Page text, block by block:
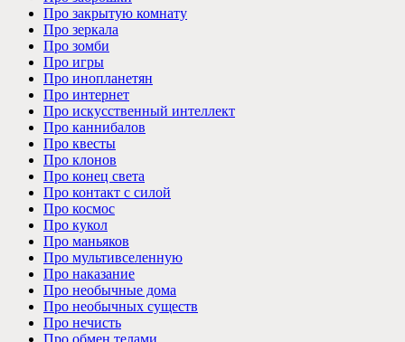
Про закрытую комнату
Про зеркала
Про зомби
Про игры
Про инопланетян
Про интернет
Про искусственный интеллект
Про каннибалов
Про квесты
Про клонов
Про конец света
Про контакт с силой
Про космос
Про кукол
Про маньяков
Про мультивселенную
Про наказание
Про необычные дома
Про необычных существ
Про нечисть
Про обмен телами